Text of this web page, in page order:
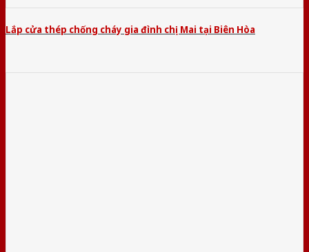
Lắp cửa thép chống cháy gia đình chị Mai tại Biên Hòa